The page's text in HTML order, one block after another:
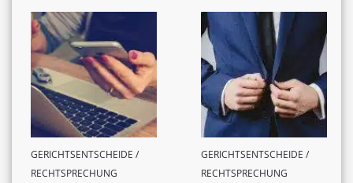
GERICHTSENTSCHEIDE /
RECHTSPRECHUNG
GERICHTSENTSCHEIDE /
RECHTSPRECHUNG